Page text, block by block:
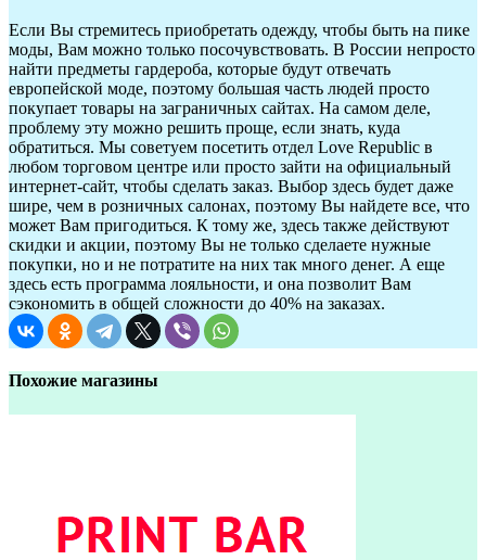
Если Вы стремитесь приобретать одежду, чтобы быть на пике
моды, Вам можно только посочувствовать. В России непросто
найти предметы гардероба, которые будут отвечать
европейской моде, поэтому большая часть людей просто
покупает товары на заграничных сайтах. На самом деле,
проблему эту можно решить проще, если знать, куда
обратиться. Мы советуем посетить отдел Love Republic в
любом торговом центре или просто зайти на официальный
интернет-сайт, чтобы сделать заказ. Выбор здесь будет даже
шире, чем в розничных салонах, поэтому Вы найдете все, что
может Вам пригодиться. К тому же, здесь также действуют
скидки и акции, поэтому Вы не только сделаете нужные
покупки, но и не потратите на них так много денег. А еще
здесь есть программа лояльности, и она позволит Вам
сэкономить в общей сложности до 40% на заказах.
Похожие магазины